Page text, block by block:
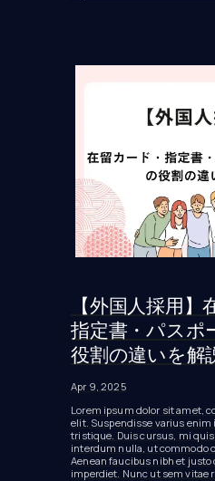
【外国人採用】
指定書・パスポ
役割の違いを解
Apr 9, 2025
Lorem ipsum dolor sit amet,
elit. Suspendisse varius
tristique. Duis cursus, mi
interdum nulla, ut commodo
Aenean faucibus nibh et
imperdiet. Nunc ut sem vitae